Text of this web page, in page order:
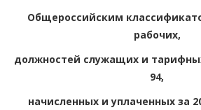
Общероссийским
рабочих,
должностей служащих и
94,
начисленных и уплаченных за